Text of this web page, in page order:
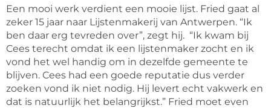
Een mooi werk verdient een mooie lijst. Fried gaat al
zeker 15 jaar naar Lijstenmakerij van Antwerpen. “Ik
ben daar erg tevreden over”, zegt hij. “Ik kwam bij
Cees terecht omdat ik een lijstenmaker zocht en ik
vond het wel handig om in dezelfde gemeente te
blijven. Cees had een goede reputatie dus verder
zoeken vond ik niet nodig. Hij levert echt vakwerk en
dat is natuurlijk het belangrijkst.” Fried moet even